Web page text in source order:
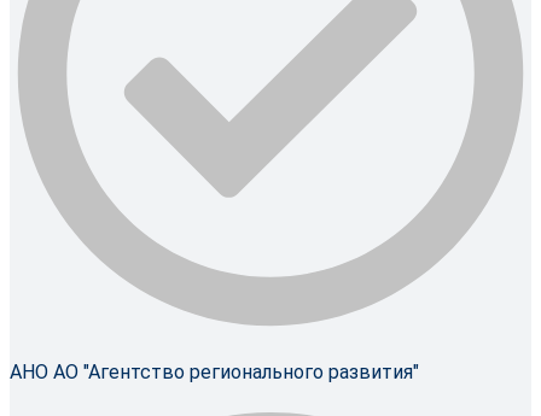
АНО АО "Агентство регионального развития"